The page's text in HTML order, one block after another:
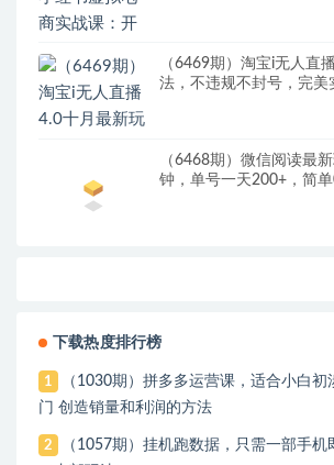
（6469期）淘宝i无人直
法，不违规不封号，完美
（6468期）微信阅读最
钟，单号一天200+，简
下载热度排行榜
1
（1030期）拼多多运营课，适合小白初
门 创造销量和利润的方法
2
（1057期）挂机跑数据，只需一部手机